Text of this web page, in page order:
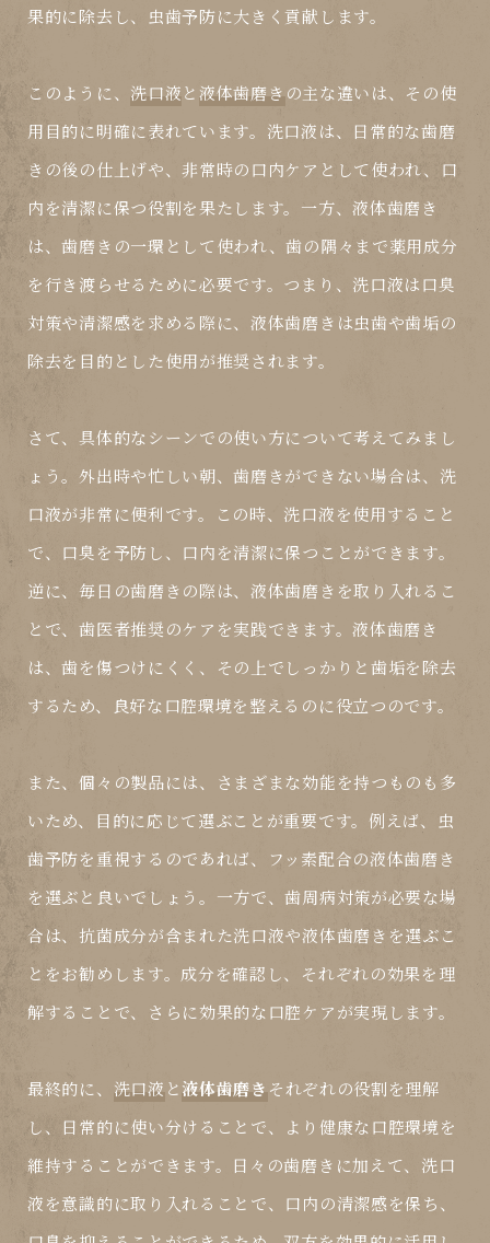
果的に除去し、虫歯予防に大きく貢献します。
このように、洗口液と液体歯磨き の主な違いは、その使
用目的に明確に表れています。洗口液は、日常的な歯磨
きの後の仕上げや、非常時の口内ケアとして使われ、口
内を清潔に保つ役割を果たします。一方、液体歯磨き
は、歯磨きの一環として使われ、歯の隅々まで薬用成分
を行き渡らせるために必要です。つまり、洗口液は口臭
対策や清潔感を求める際に、液体歯磨きは虫歯や歯垢の
除去を目的とした使用が推奨されます。
さて、具体的なシーンでの使い方について考えてみまし
ょう。外出時や忙しい朝、歯磨きができない場合は、洗
口液が非常に便利です。この時、洗口液を使用すること
で、口臭を予防し、口内を清潔に保つことができます。
逆に、毎日の歯磨きの際は、液体歯磨きを取り入れるこ
とで、歯医者推奨のケアを実践できます。液体歯磨き
は、歯を傷つけにくく、その上でしっかりと歯垢を除去
するため、良好な口腔環境を整えるのに役立つのです。
また、個々の製品には、さまざまな効能を持つものも多
いため、目的に応じて選ぶことが重要です。例えば、虫
歯予防を重視するのであれば、フッ素配合の液体歯磨き
を選ぶと良いでしょう。一方で、歯周病対策が必要な場
合は、抗菌成分が含まれた洗口液や液体歯磨きを選ぶこ
とをお勧めします。成分を確認し、それぞれの効果を理
解することで、さらに効果的な口腔ケアが実現します。
最終的に、 洗口液 と液体歯磨き それぞれの役割を理解
し、日常的に使い分けることで、より健康な口腔環境を
維持することができます。日々の歯磨きに加えて、洗口
液を意識的に取り入れることで、口内の清潔感を保ち、